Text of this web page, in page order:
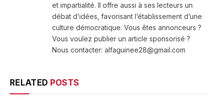
et impartialité. Il offre aussi à ses lecteurs un
débat d’idées, favorisant l’établissement d’une
culture démocratique. Vous êtes annonceurs ?
Vous voulez publier un article sponsorisé ?
Nous contacter: alfaguinee28@gmail.com
RELATED POSTS